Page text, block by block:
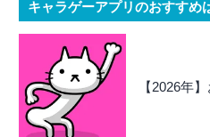
キャラゲーアプリのおすすめ
【2026年